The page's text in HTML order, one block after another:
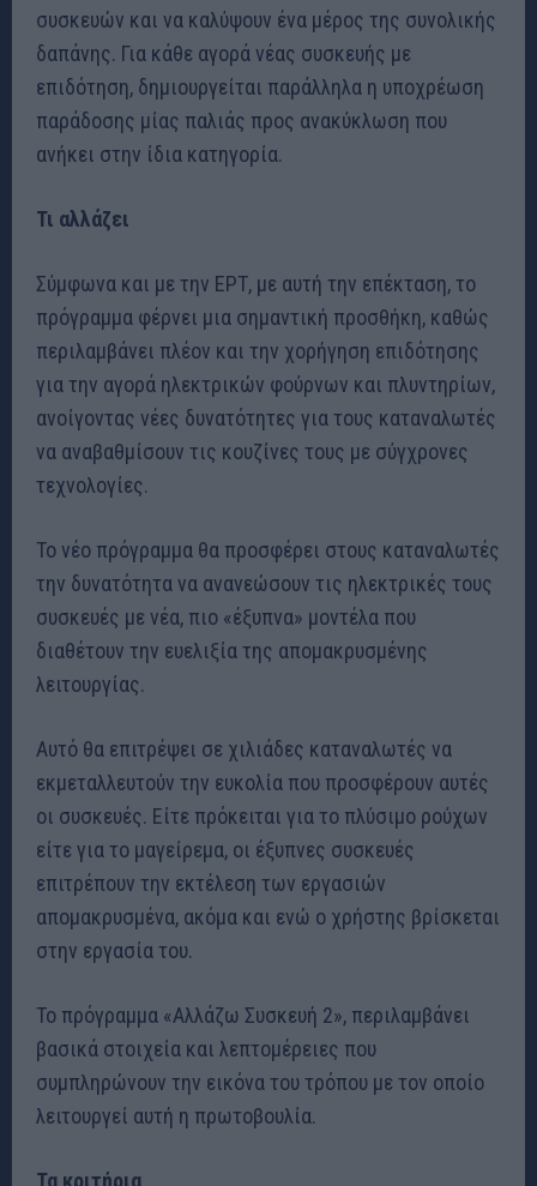
συσκευών και να καλύψουν ένα μέρος της συνολικής
δαπάνης. Για κάθε αγορά νέας συσκευής με
επιδότηση, δημιουργείται παράλληλα η υποχρέωση
παράδοσης μίας παλιάς προς ανακύκλωση που
ανήκει στην ίδια κατηγορία.
Τι αλλάζει
Σύμφωνα και με την ΕΡΤ, με αυτή την επέκταση, το
πρόγραμμα φέρνει μια σημαντική προσθήκη, καθώς
περιλαμβάνει πλέον και την χορήγηση επιδότησης
για την αγορά ηλεκτρικών φούρνων και πλυντηρίων,
ανοίγοντας νέες δυνατότητες για τους καταναλωτές
να αναβαθμίσουν τις κουζίνες τους με σύγχρονες
τεχνολογίες.
Το νέο πρόγραμμα θα προσφέρει στους καταναλωτές
την δυνατότητα να ανανεώσουν τις ηλεκτρικές τους
συσκευές με νέα, πιο «έξυπνα» μοντέλα που
διαθέτουν την ευελιξία της απομακρυσμένης
λειτουργίας.
Αυτό θα επιτρέψει σε χιλιάδες καταναλωτές να
εκμεταλλευτούν την ευκολία που προσφέρουν αυτές
οι συσκευές. Είτε πρόκειται για το πλύσιμο ρούχων
είτε για το μαγείρεμα, οι έξυπνες συσκευές
επιτρέπουν την εκτέλεση των εργασιών
απομακρυσμένα, ακόμα και ενώ ο χρήστης βρίσκεται
στην εργασία του.
Το πρόγραμμα «Αλλάζω Συσκευή 2», περιλαμβάνει
βασικά στοιχεία και λεπτομέρειες που
συμπληρώνουν την εικόνα του τρόπου με τον οποίο
λειτουργεί αυτή η πρωτοβουλία.